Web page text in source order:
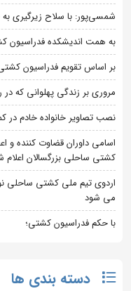
شمسی‌پور: با سلاح زیرگیری
به همت اندیشکده فدراسیون
بر اساس تقویم فدراسیون
مروری بر زندگی پهلوانی که
نصب تصاویر خانواده خادم
اسامی داوران قضاوت کننده و
کشتی ساحلی بزرگسالان اعلام
می شود
با حکم فدراسیون کشتی؛
دسته بندی ها